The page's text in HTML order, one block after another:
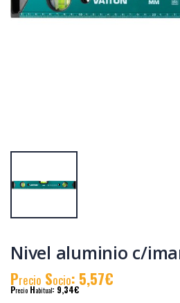
Nivel aluminio c/
Precio Socio: 5,57€
Precio Habitual: 9,34€
PrecioSocio: 109,99€
P H : 185,54€